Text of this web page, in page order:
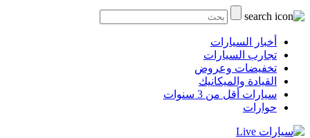
أخبار السيارات
تجارب السيارات
تخفيضات وعروض
القيادة والميكانيك
سيارات أقل من 3 سنوات
حوارات